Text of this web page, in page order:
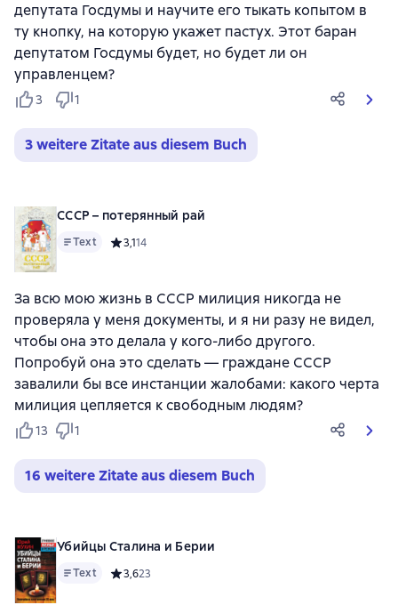
депутата Госдумы и научите его тыкать копытом в
ту кнопку, на которую укажет пастух. Этот баран
депутатом Госдумы будет, но будет ли он
управленцем?
3 1
3 weitere Zitate aus diesem Buch
СССР – потерянный рай
Text Средний рейтинг 3,1 на основе 14 оценок
3,114
За всю мою жизнь в СССР милиция никогда не
проверяла у меня документы, и я ни разу не видел,
чтобы она это делала у кого-либо другого.
Попробуй она это сделать — граждане СССР
завалили бы все инстанции жалобами: какого черта
милиция цепляется к свободным людям?
13 1
16 weitere Zitate aus diesem Buch
Убийцы Сталина и Берии
Text Средний рейтинг 3,6 на основе 23 оценок
3,623